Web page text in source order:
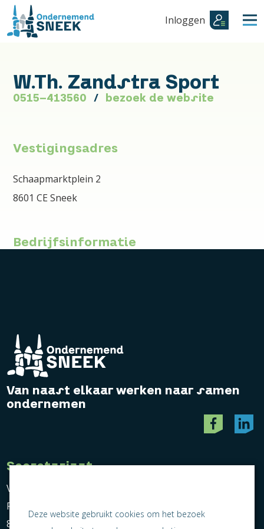
Inloggen
W.Th. Zandstra Sport
0515-413560 bezoek de website
Vestigingsadres
Schaapmarktplein 2
8601 CE Sneek
Bedrijfsinformatie
Van naast elkaar werken naar samen
ondernemen
Secretariaat
Vereniging Ondernemend Sneek
Postbus 464
8600 AL Sneek
Deze website gebruikt cookies om het bezoek